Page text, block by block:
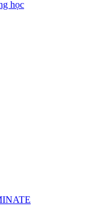
học